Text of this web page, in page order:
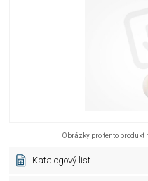
Obrázky pro tento
Katalogový list